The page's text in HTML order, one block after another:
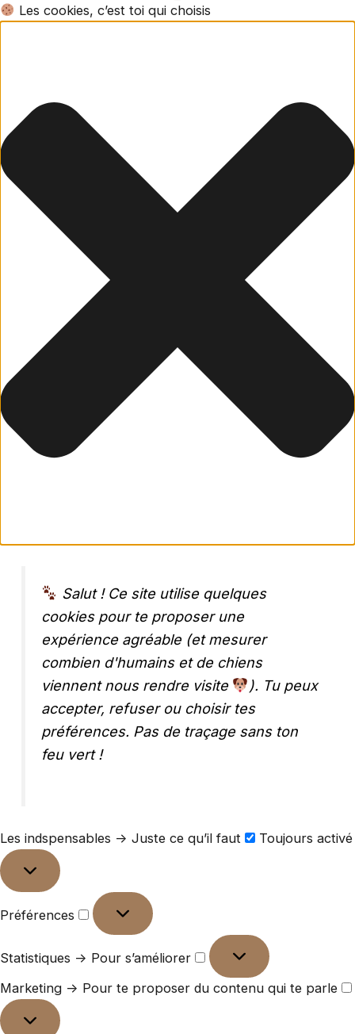
Les cookies, c’est toi qui choisis
Salut ! Ce site utilise quelques
cookies pour te proposer une
expérience agréable (et mesurer
combien d'humains et de chiens
viennent nous rendre visite
). Tu peux
accepter, refuser ou choisir tes
préférences. Pas de traçage sans ton
feu vert !
Les indspensables -> Juste ce qu’il faut Toujours activé
Préférences
Statistiques -> Pour s’améliorer
Marketing -> Pour te proposer du contenu qui te parle